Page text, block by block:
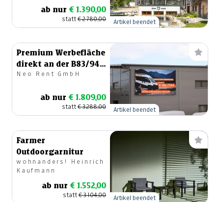
ab nur € 1.390,00
statt€ 2.780,00 Artikel beendet
Premium Werbefläche
direkt an der B83/94 -
für 24 Wochen
Neo Rent GmbH
ab nur € 1.809,00
statt€ 3.288,00 Artikel beendet
Farmer
Outdoorgarnitur
wohnanders! Heinrich
Kaufmann
ab nur € 1.552,00
statt€ 3.104,00 Artikel beendet